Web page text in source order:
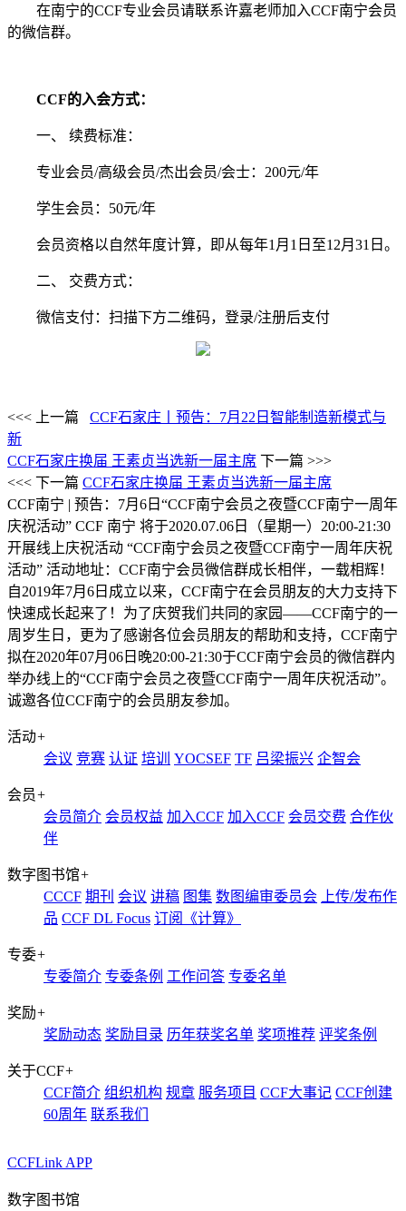
在南宁的CCF专业会员请联系许嘉老师加入CCF南宁会员
的微信群。
CCF的入会方式：
一、 续费标准：
专业会员/高级会员/杰出会员/会士：200元/年
学生会员：50元/年
会员资格以自然年度计算，即从每年1月1日至12月31日。
二、 交费方式：
微信支付：扫描下方二维码，登录/注册后支付
<<< 上一篇
CCF石家庄丨预告：7月22日智能制造新模式与
新
CCF石家庄换届 王素贞当选新一届主席 下一篇 >>>
<<< 下一篇 CCF石家庄换届 王素贞当选新一届主席
CCF南宁 | 预告：7月6日“CCF南宁会员之夜暨CCF南宁一周年
庆祝活动” CCF 南宁 将于2020.07.06日（星期一）20:00-21:30
开展线上庆祝活动 “CCF南宁会员之夜暨CCF南宁一周年庆祝
活动”‍ 活动地址：CCF南宁会员微信群​ 成长相伴，一载相辉！
自2019年7月6日成立以来，CCF南宁在会员朋友的大力支持下
快速成长起来了！为了庆贺我们共同的家园——CCF南宁的一
周岁生日，更为了感谢各位会员朋友的帮助和支持，CCF南宁
拟在2020年07月06日晚20:00-21:30于CCF南宁会员的微信群内
举办线上的“CCF南宁会员之夜暨CCF南宁一周年庆祝活动”。
诚邀各位CCF南宁的会员朋友参加。
活动+
会议 竞赛 认证 培训 YOCSEF TF 吕梁振兴 企智会
会员+
会员简介 会员权益 加入CCF 加入CCF 会员交费 合作伙
伴
数字图书馆+
CCCF 期刊 会议 讲稿 图集 数图编审委员会
上传/发布作
品 CCF DL Focus 订阅《计算》
专委+
专委简介 专委条例 工作问答 专委名单
奖励+
奖励动态 奖励目录 历年获奖名单 奖项推荐 评奖条例
关于CCF+
CCF简介 组织机构 规章 服务项目 CCF大事记 CCF创建
60周年 联系我们
CCFLink APP
数字图书馆